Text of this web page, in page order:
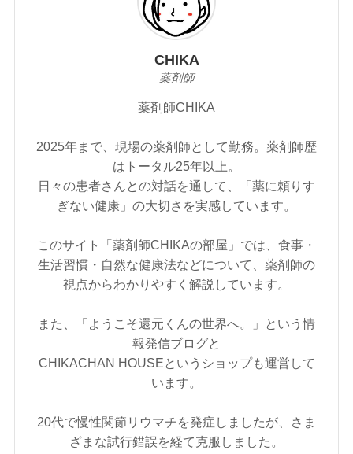
CHIKA
薬剤師
薬剤師CHIKA
2025年まで、現場の薬剤師として勤務。薬剤師歴
はトータル25年以上。
日々の患者さんとの対話を通して、「薬に頼りす
ぎない健康」の大切さを実感しています。
このサイト「薬剤師CHIKAの部屋」では、食事・
生活習慣・自然な健康法などについて、薬剤師の
視点からわかりやすく解説しています。
また、「ようこそ還元くんの世界へ。」という情
報発信ブログと
CHIKACHAN HOUSEというショップも運営して
います。
20代で慢性関節リウマチを発症しましたが、さま
ざまな試行錯誤を経て克服しました。